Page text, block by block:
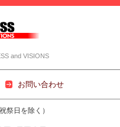
and VISIONS
お問い合わせ
祭日を除く）